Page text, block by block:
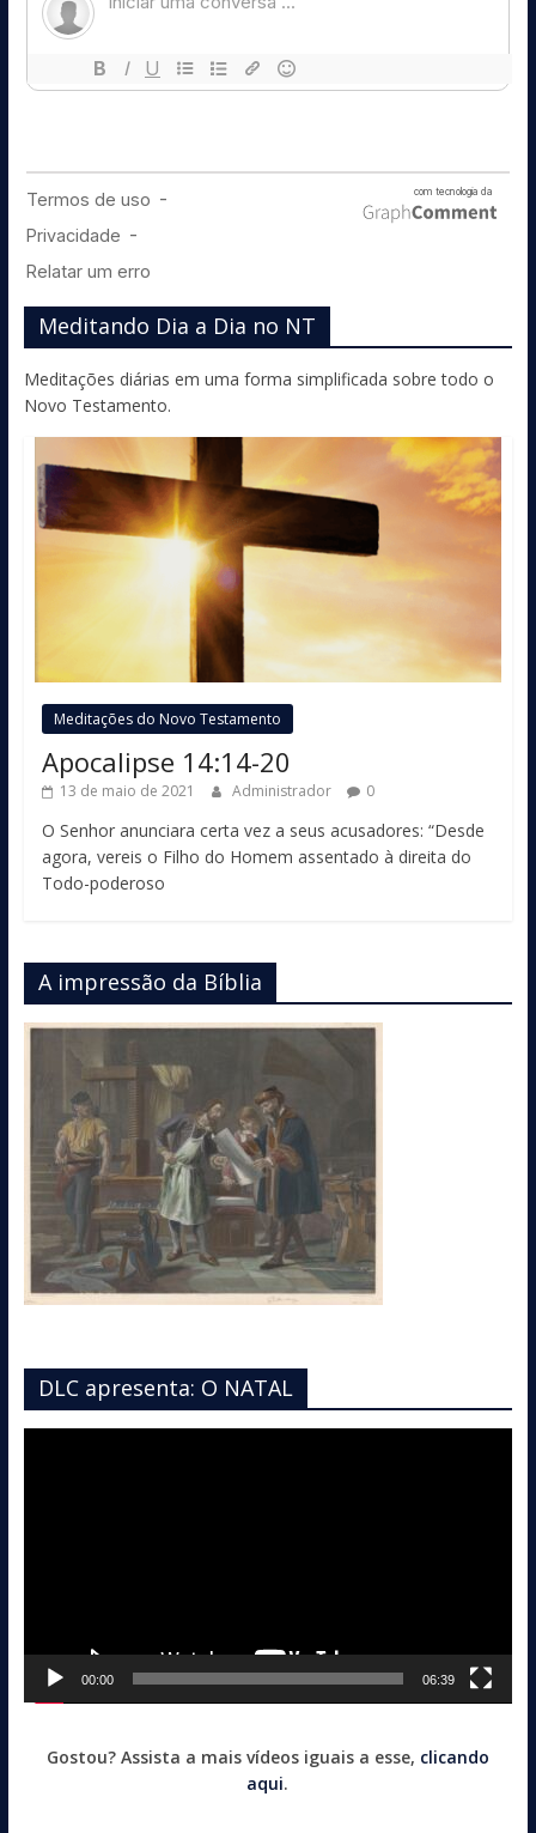
Meditando Dia a Dia no NT
Meditações diárias em uma forma simplificada sobre todo o
Novo Testamento.
Meditações do Novo Testamento
Apocalipse 14:14-20
13 de maio de 2021 Administrador 0
O Senhor anunciara certa vez a seus acusadores: “Desde
agora, vereis o Filho do Homem assentado à direita do
Todo-poderoso
A impressão da Bíblia
DLC apresenta: O NATAL
00:00 06:39
Gostou? Assista a mais vídeos iguais a esse, clicando
aqui.